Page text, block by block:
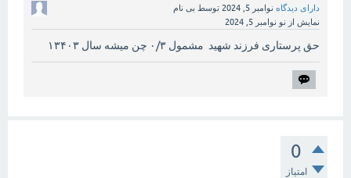
دارای دیدگاه نوامبر 5, 2024 توسط بی نام
نمایش از نو نوامبر 5, 2024
حق پرستاری فرزند شهید مشمول ۰/۳ چن میشه سال ۱۳۴۰۳
0
امتیاز